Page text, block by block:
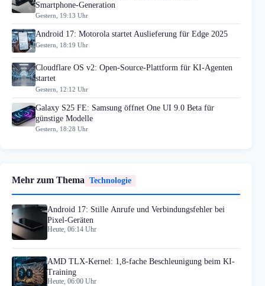
Smartphone-Generation
Gestern, 19:13 Uhr
Android 17: Motorola startet Auslieferung für Edge 2025
Gestern, 18:19 Uhr
Cloudflare OS v2: Open-Source-Plattform für KI-Agenten
startet
Gestern, 12:12 Uhr
Galaxy S25 FE: Samsung öffnet One UI 9.0 Beta für
günstige Modelle
Gestern, 18:28 Uhr
Mehr zum Thema Technologie
Android 17: Stille Anrufe und Verbindungsfehler bei
Pixel-Geräten
Heute, 06:14 Uhr
AMD TLX-Kernel: 1,8-fache Beschleunigung beim KI-
Training
Heute, 06:00 Uhr